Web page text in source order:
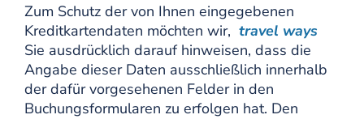
Zum Schutz der von Ihnen eingegebenen
Kreditkartendaten möchten wir, travel ways
Sie ausdrücklich darauf hinweisen, dass die
Angabe dieser Daten ausschließlich innerhalb
der dafür vorgesehenen Felder in den
Buchungsformularen zu erfolgen hat. Den